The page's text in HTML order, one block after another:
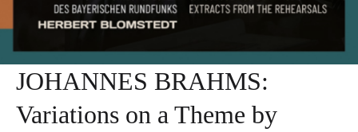
JOHANNES BRAHMS:
Variations on a Theme by